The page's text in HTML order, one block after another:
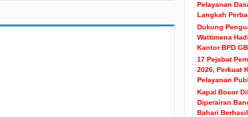
Pelayanan
Langkah
Dukung
Wattimena
Kantor BPD
17 Pejabat
2026, Perkuat
Pelayanan
Kapal Bocor
Diperairan
Bahari